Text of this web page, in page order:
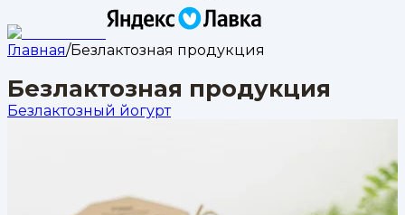
Главная/Безлактозная продукция
Безлактозная продукция
Безлактозный йогурт